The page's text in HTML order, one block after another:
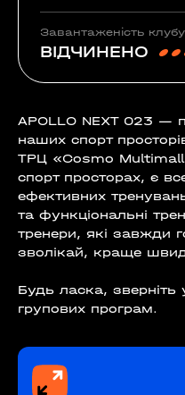
Завантаженість
ВІДЧИНЕНО
APOLLO NEXT 023 —
наших спорт
ТРЦ «Cosmo
спорт просторах, є
ефективних
та функціональні
тренери, які завжди
зволікай, краще
Будь ласка, зверніть
групових програм.